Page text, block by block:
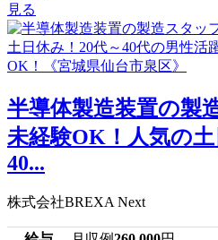
見る
半導体製造装置の製
未経験OK！人気の土
40...
株式会社BREXA Next